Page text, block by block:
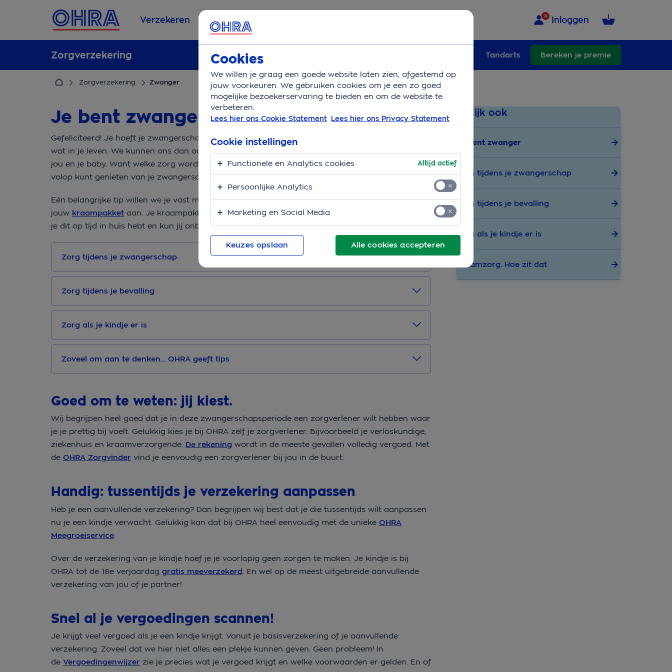
Verzekeren Service & Contact Inloggen
Zorgverzekering Tandarts Bereken je premie
Zorgverzekering Zwanger
Je bent zwanger!
Gefeliciteerd! Je hoeft je zwangerschap niet aan OHRA door te geven. Wel verandert er nu heel
wat in je leven. We kunnen ons dan ook goed voorstellen dat je vragen hebt over de zorg voor
jou en je baby. Want welke zorg wordt precies vergoed? We geven graag antwoord, zodat jij
volop kunt genieten van je zwangerschap.
Eén belangrijke tip willen we je vast meegeven: vraag vanaf de 16e week van de zwangerschap
jouw kraampakket aan. Je kraampakket ontvang je binnen 7 werkdagen. Dan weet je zeker dat
je dit op tijd in huis hebt en kun jij onbezorgd van je zwangerschap genieten!
Zorg tijdens je zwangerschap
Zorg tijdens je bevalling
Zorg als je kindje er is
Zoveel om aan te denken… OHRA geeft tips
Goed om te weten: jij kiest.
Wij begrijpen heel goed dat je in deze zwangerschapsperiode een zorgverlener wilt hebben waar
je je prettig bij voelt. Gelukkig kies je bij OHRA zelf je zorgverlener. Bijvoorbeeld je verloskundige,
ziekenhuis en kraamverzorgende. De rekening wordt in de meeste gevallen volledig vergoed. Met
de OHRA Zorgvinder vind je eenvoudig een zorgverlener bij jou in de buurt.
Handig: tussentijds je verzekering aanpassen
Heb je een aanvullende verzekering? Dan begrijpen wij best dat je die tussentijds wilt aanpassen
nu je een kindje verwacht. Gelukkig kan dat bij OHRA heel eenvoudig met de unieke OHRA
Meegroeiservice
Over de verzekering van je kindje hoef je je voorlopig geen zorgen te maken. Je kindje is bij
OHRA tot de 18e verjaardag gratis meeverzekerd . En wel op de meest uitgebreide aanvullende
verzekering van jou of je partner!
Snel al je vergoedingen scannen!
Je krijgt veel vergoed als je een kindje krijgt. Vanuit je basisverzekering of je aanvullende
verzekering. Zoveel dat we hier niet alles een plekje kunnen geven. Geen probleem! In
de Vergoedingenwijzer zie je precies wat je vergoed krijgt en welke voorwaarden er gelden. En of
Bekijk ook
Je bent zwanger
Zorg tijdens je zwangerschap
Zorg tijdens je bevalling
Zorg als je kindje er is
Kraamzorg. Hoe zit dat
Cookies
We willen je graag een goede website laten zien, afgestemd op
jouw voorkeuren. We gebruiken cookies om je een zo goed
mogelijke bezoekerservaring te bieden en om de website te
verbeteren.
Lees hier ons Cookie Statement Lees hier ons Privacy Statement
Alle cookies accepteren
Cookie instellingen
Functionele en Analytics cookies Altijd actief
Persoonlijke Analytics
Marketing en Social Media
Keuzes opslaan